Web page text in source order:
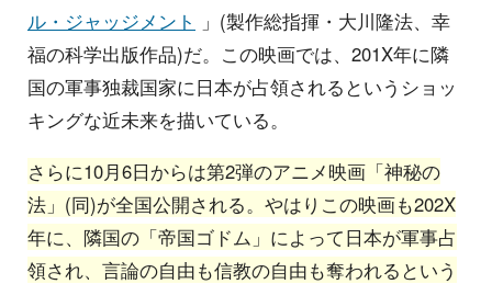
ル・ジャッジメント
」(製作総指揮・大川隆法、幸
福の科学出版作品)だ。この映画では、201X年に隣
国の軍事独裁国家に日本が占領されるというショッ
キングな近未来を描いている。
さらに10月6日からは第2弾のアニメ映画「神秘の
法」(同)が全国公開される。やはりこの映画も202X
年に、隣国の「帝国ゴドム」によって日本が軍事占
領され、言論の自由も信教の自由も奪われるという